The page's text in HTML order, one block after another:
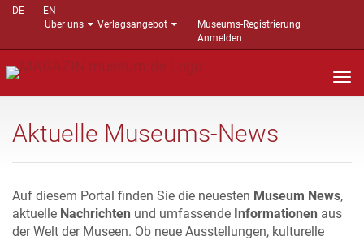
DE
EN
Über uns
Verlagsangebot
Museums-Registrierung
Anmelden
Aktuelle Museums-News
Auf diesem Portal finden Sie die neuesten Museum News,
aktuelle Nachrichten und umfassende Informationen aus
der Welt der Museen. Ob neue Ausstellungen, kulturelle